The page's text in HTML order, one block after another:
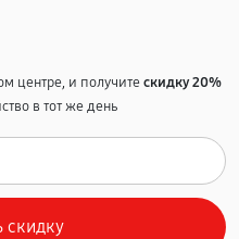
центре, и получитескидку 20%
в тот же день